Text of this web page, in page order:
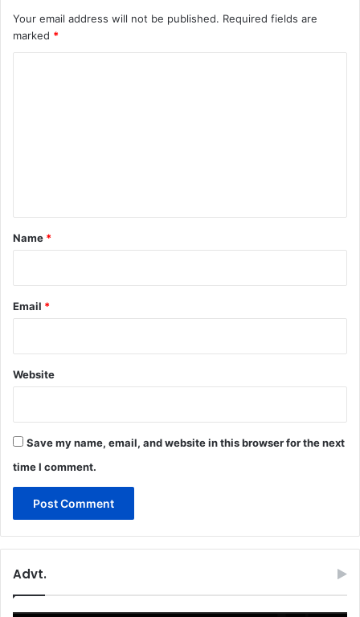
Your email address will not be published. Required fields are
marked *
*
Name *
Email *
Website
Save my name, email, and website in this browser for the next
time I comment.
Advt.